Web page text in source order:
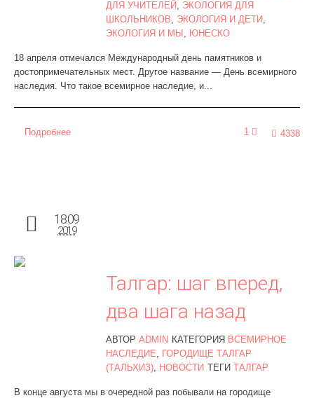
ДЛЯ УЧИТЕЛЕЙ, ЭКОЛОГИЯ ДЛЯ
ШКОЛЬНИКОВ, ЭКОЛОГИЯ И ДЕТИ,
ЭКОЛОГИЯ И МЫ , ЮНЕСКО
18 апреля отмечался Международный день памятников и
достопримечательных мест. Другое название — День всемирного
наследия. Что такое всемирное наследие, и...
1 4338
Подробнее
18.09
2019
Талгар: шаг вперед,
два шага назад
АВТОР ADMIN КАТЕГОРИЯ ВСЕМИРНОЕ
НАСЛЕДИЕ, ГОРОДИЩЕ ТАЛГАР
(ТАЛЬХИЗ), НОВОСТИ ТЕГИ ТАЛГАР
В конце августа мы в очередной раз побывали на городище